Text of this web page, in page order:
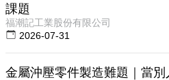
課題
福潮記工業股份有限公司
2026-07-31
金屬沖壓零件製造難題｜當